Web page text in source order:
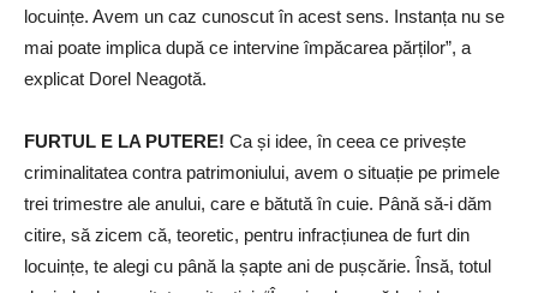
locuințe. Avem un caz cunoscut în acest sens. Instanța nu se
mai poate implica după ce intervine împăcarea părților”, a
explicat Dorel Neagotă.
FURTUL E LA PUTERE! Ca și idee, în ceea ce privește
criminalitatea contra patrimoniului, avem o situație pe primele
trei trimestre ale anului, care e bătută în cuie. Până să-i dăm
citire, să zicem că, teoretic, pentru infracțiunea de furt din
locuințe, te alegi cu până la șapte ani de pușcărie. Însă, totul